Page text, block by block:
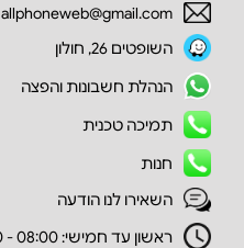
allphoneweb@gmail.com
השופטים 26, חולון
הנהלת חשבונות והפצה
תמיכה טכנית
חנות
השאירו לנו הודעה
ראשון עד חמישי: 08:00 - 18:00